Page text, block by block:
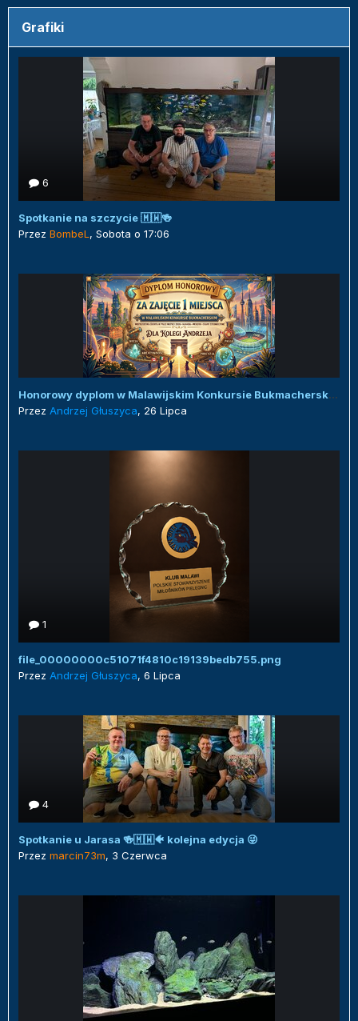
Grafiki
6
Spotkanie na szczycie 🇲🇼🍻
Przez BombeL , Sobota o 17:06
Honorowy dyplom w Malawijskim Konkursie Bukmacherskim :)
Przez Andrzej Głuszyca, 26 Lipca
1
file_00000000c51071f4810c19139bedb755.png
Przez Andrzej Głuszyca, 6 Lipca
4
Spotkanie u Jarasa 🍻🇲🇼🐠 kolejna edycja 😜
Przez marcin73m, 3 Czerwca